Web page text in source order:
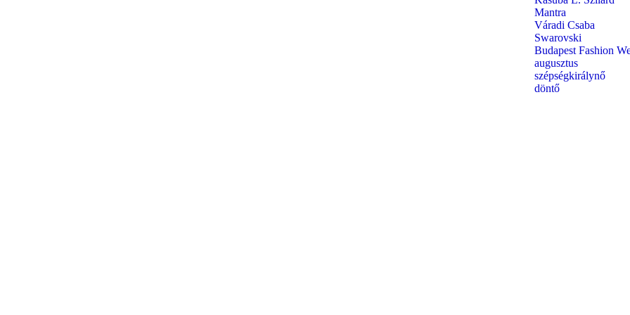
Mantra
Váradi Csaba
Swarovski
Budapest Fashion
augusztus
szépségkirálynő
döntő